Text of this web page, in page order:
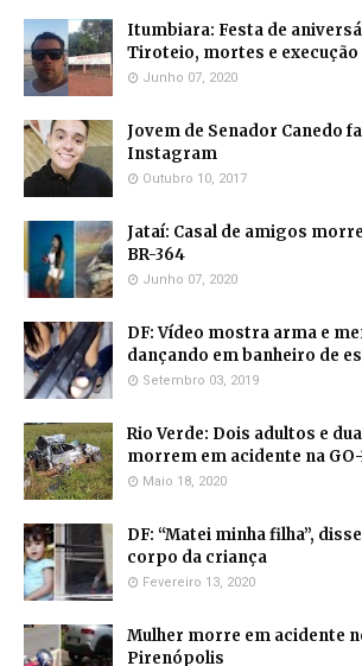
Itumbiara: Festa de
Tiroteio, mortes e
Junho 07, 2020
Jovem de Senador Canedo
Instagram
Outubro 10, 2017
Jataí: Casal de amigos
BR-364
Junho 07, 2020
DF: Vídeo mostra arma e
dançando em banheiro de
Setembro 03, 2019
Rio Verde: Dois adultos e
morrem em acidente na GO-
Maio 18, 2020
DF: “Matei minha filha”,
corpo da criança
Fevereiro 13, 2020
Mulher morre em acidente
Pirenópolis